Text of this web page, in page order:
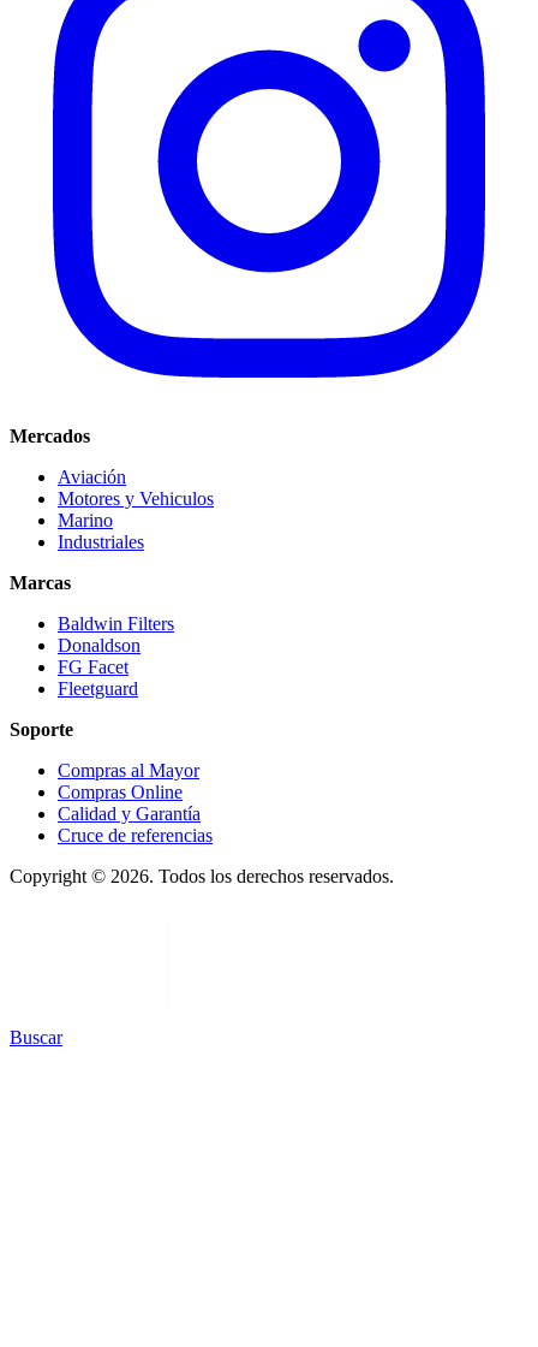
Mercados
Aviación
Motores y Vehiculos
Marino
Industriales
Marcas
Baldwin Filters
Donaldson
FG Facet
Fleetguard
Soporte
Compras al Mayor
Compras Online
Calidad y Garantía
Cruce de referencias
Copyright © 2026. Todos los derechos reservados.
Buscar